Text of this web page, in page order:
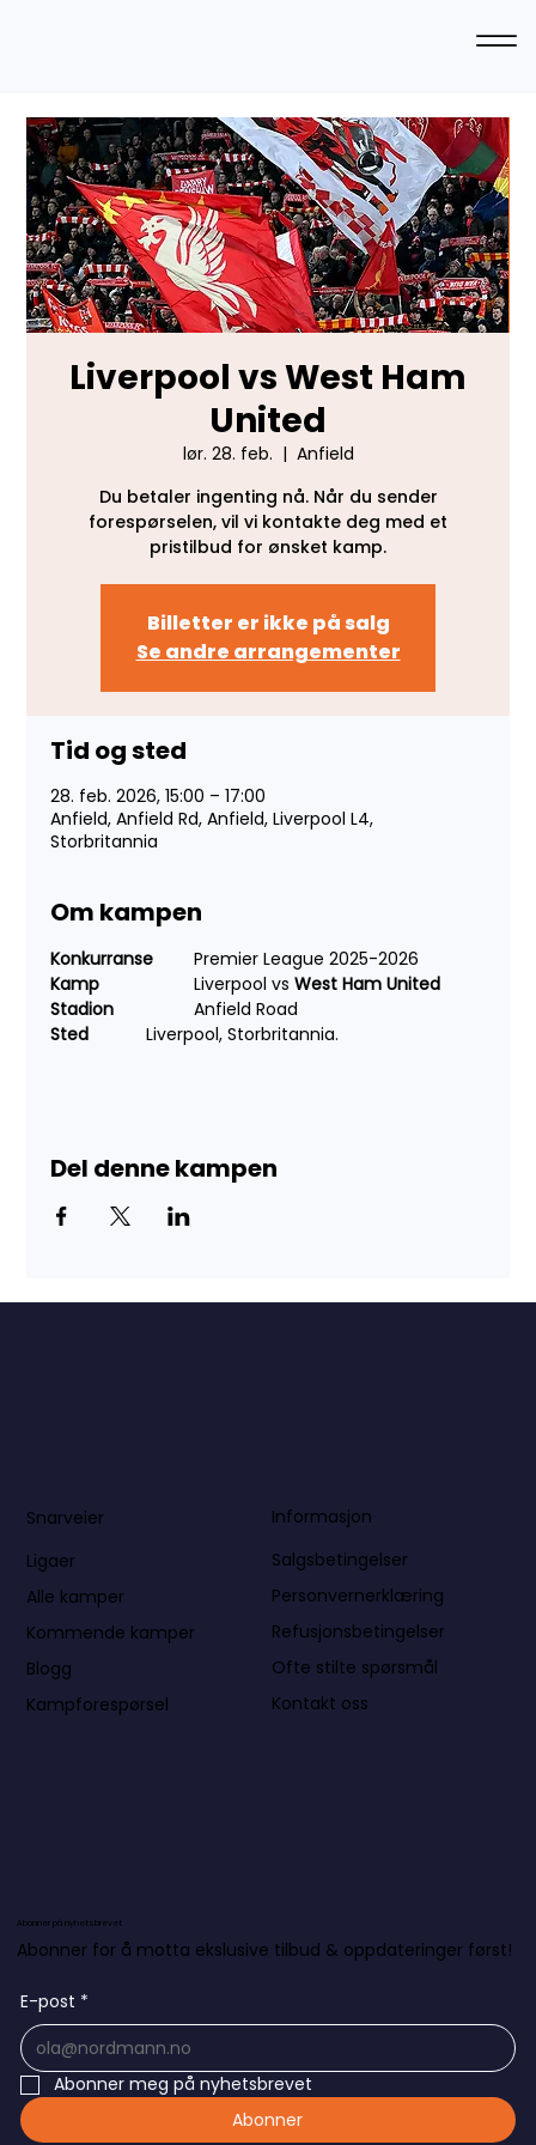
Liverpool vs West Ham
United
lør. 28. feb.
  |
Anfield
Du betaler ingenting nå. Når du sender
forespørselen, vil vi kontakte deg med et
pristilbud for ønsket kamp.
Billetter er ikke på salg
Se andre arrangementer
Tid og sted
28. feb. 2026, 15:00 – 17:00
Anfield, Anfield Rd, Anfield, Liverpool L4,
Storbritannia
Om kampen
Konkurranse
	Premier League 2025-2026
Kamp
		Liverpool vs
West Ham United
	Anfield Road
Sted
		Liverpool, Storbritannia.
Del denne kampen
Snarveier
Ligaer
Alle kamper
Kommende kamper
Blogg
Kampforespørsel
Informasjon
Salgsbetingelser
Personvernerklæring
Refusjonsbetingelser
Ofte stilte spørsmål
Kontakt oss
Abonner på nyhetsbrevet
Abonner for å motta ekslusive tilbud & oppdateringer først!
E-post *
Abonner meg på nyhetsbrevet
Abonner